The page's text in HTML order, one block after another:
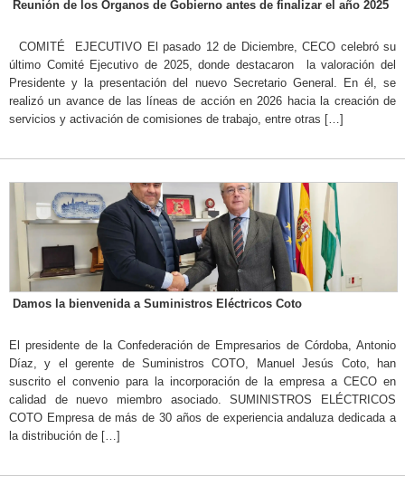
Reunión de los Órganos de Gobierno antes de finalizar el año 2025
COMITÉ EJECUTIVO El pasado 12 de Diciembre, CECO celebró su
último Comité Ejecutivo de 2025, donde destacaron la valoración del
Presidente y la presentación del nuevo Secretario General. En él, se
realizó un avance de las líneas de acción en 2026 hacia la creación de
servicios y activación de comisiones de trabajo, entre otras […]
Damos la bienvenida a Suministros Eléctricos Coto
El presidente de la Confederación de Empresarios de Córdoba, Antonio
Díaz, y el gerente de Suministros COTO, Manuel Jesús Coto, han
suscrito el convenio para la incorporación de la empresa a CECO en
calidad de nuevo miembro asociado. SUMINISTROS ELÉCTRICOS
COTO Empresa de más de 30 años de experiencia andaluza dedicada a
la distribución de […]